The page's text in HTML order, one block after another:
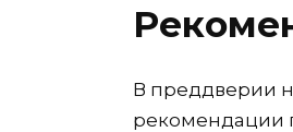
В преддверии
рекомендации